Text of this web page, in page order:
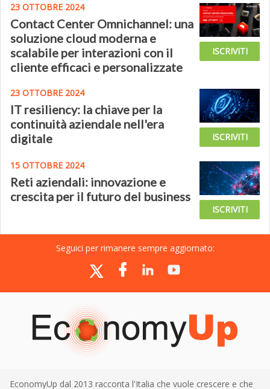
23 OTTOBRE 2024
Contact Center Omnichannel: una
soluzione cloud moderna e
scalabile per interazioni con il
cliente efficaci e personalizzate
ISCRIVITI
23 OTTOBRE 2024
IT resiliency: la chiave per la
continuità aziendale nell'era
digitale
ISCRIVITI
15 OTTOBRE 2024
Reti aziendali: innovazione e
crescita per il futuro del business
ISCRIVITI
Seguici per rimanere sempre aggiornato:
EconomyUp dal 2013 racconta l'Italia che vuole crescere e che